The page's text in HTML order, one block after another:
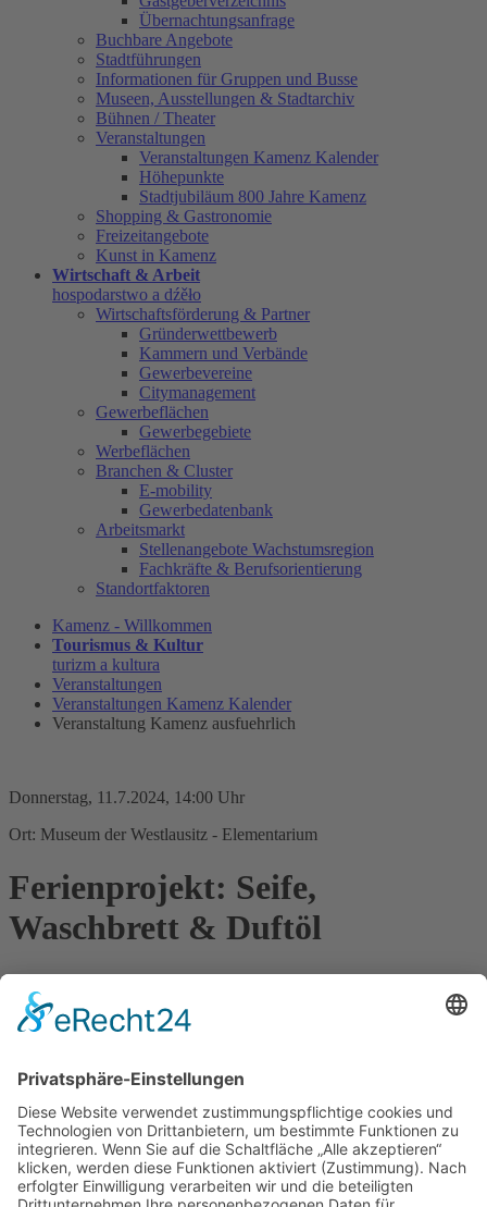
Übernachtungsanfrage
Buchbare Angebote
Stadtführungen
Informationen für Gruppen und Busse
Museen, Ausstellungen & Stadtarchiv
Bühnen / Theater
Veranstaltungen
Veranstaltungen Kamenz Kalender
Höhepunkte
Stadtjubiläum 800 Jahre Kamenz
Shopping & Gastronomie
Freizeitangebote
Kunst in Kamenz
Wirtschaft & Arbeit
hospodarstwo a dźěło
Wirtschaftsförderung & Partner
Gründerwettbewerb
Kammern und Verbände
Gewerbevereine
Citymanagement
Gewerbeflächen
Gewerbegebiete
Werbeflächen
Branchen & Cluster
E-mobility
Gewerbedatenbank
Arbeitsmarkt
Stellenangebote Wachstumsregion
Fachkräfte & Berufsorientierung
Standortfaktoren
Kamenz - Willkommen
Tourismus & Kultur
turizm a kultura
Veranstaltungen
Veranstaltungen Kamenz Kalender
Veranstaltung Kamenz ausfuehrlich
Donnerstag, 11.7.2024, 14:00 Uhr
Ort: Museum der Westlausitz - Elementarium
Ferienprojekt: Seife,
Waschbrett & Duftöl
wirklich so aus? Ab wann gab es Seife und Zahnpasta? Was ist ein
Ohrlöffel? Wir klären all diese Fragen und laden euch auf eine
eure eigene Naturseife herstellen.
Diese Veranstaltung gehört zum Ferienprogramm des Museums der
Westlausitz. Das Ferienprogramm ist geeignet für Kinder zwischen
7 und 12 Jahren. Bitte melden Sie Ihre Kinder für das Ferienprojekt
rechtzeitig an - die Plätze sind begrenzt. Anmeldung unter
https://www.etermin.net/museum_der_westlausitzoder 03578 -